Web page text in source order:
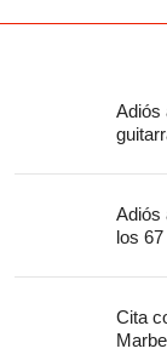
Adiós
Adiós
los
Cita